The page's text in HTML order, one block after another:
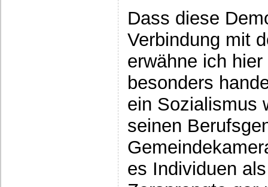
Dass diese
Verbindung mit
erwähne ich
besonders
ein Sozialismus
seinen
es Individuen